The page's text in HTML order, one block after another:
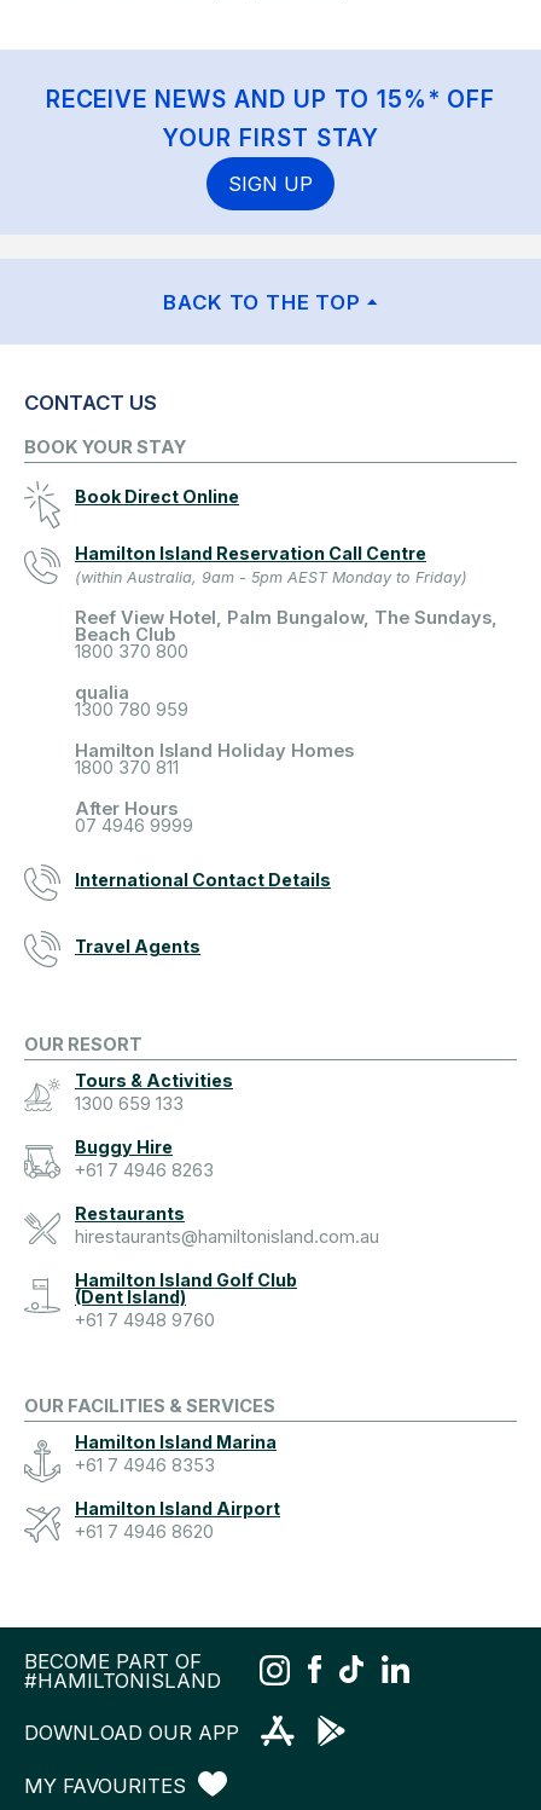
RECEIVE NEWS AND UP TO 15%* OFF
YOUR FIRST STAY
SIGN UP
BACK TO THE TOP
CONTACT US
BOOK YOUR STAY
Book Direct Online
Hamilton Island Reservation Call Centre
(within Australia, 9am - 5pm AEST Monday to Friday)
Reef View Hotel, Palm Bungalow, The Sundays,
Beach Club
1800 370 800
qualia
1300 780 959
Hamilton Island Holiday Homes
1800 370 811
After Hours
07 4946 9999
International Contact Details
Travel Agents
OUR RESORT
Tours & Activities
1300 659 133
Buggy Hire
+61 7 4946 8263
Restaurants
hirestaurants@hamiltonisland.com.au
Hamilton Island Golf Club
(Dent Island)
+61 7 4948 9760
OUR FACILITIES & SERVICES
Hamilton Island Marina
+61 7 4946 8353
Hamilton Island Airport
+61 7 4946 8620
BECOME PART OF
#HAMILTONISLAND
DOWNLOAD OUR APP
MY FAVOURITES